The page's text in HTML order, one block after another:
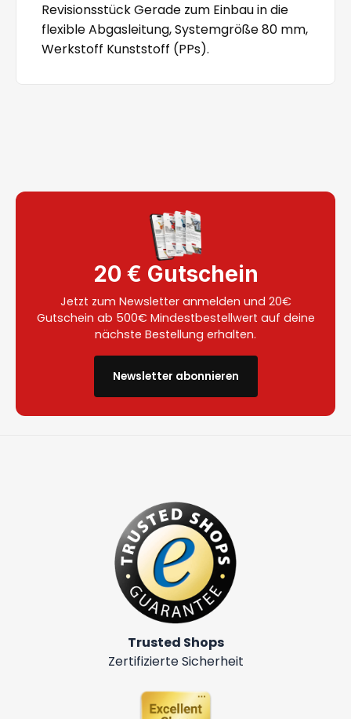
Revisionsstück Gerade zum Einbau in die
flexible Abgasleitung, Systemgröße 80 mm,
Werkstoff Kunststoff (PPs).
20 € Gutschein
Jetzt zum Newsletter anmelden und 20€
Gutschein ab 500€ Mindestbestellwert auf deine
nächste Bestellung erhalten.
Newsletter abonnieren
Trusted Shops
Zertifizierte Sicherheit